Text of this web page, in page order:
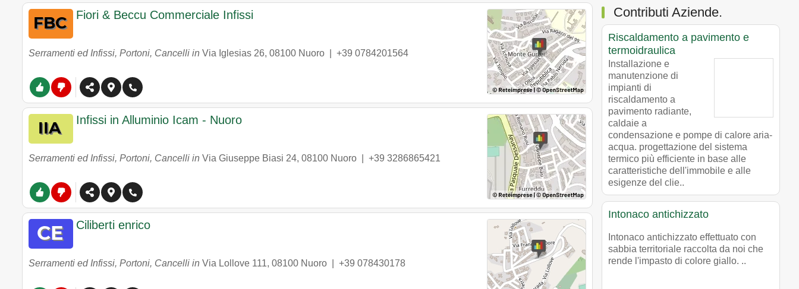
Fiori & Beccu Commerciale Infissi
Serramenti ed Infissi, Portoni, Cancelli in Via Iglesias 26, 08100 Nuoro +39 0784201564
Infissi in Alluminio Icam - Nuoro
Serramenti ed Infissi, Portoni, Cancelli in Via Giuseppe Biasi 24, 08100 Nuoro +39 3286865421
Ciliberti enrico
Serramenti ed Infissi, Portoni, Cancelli in Via Lollove 111, 08100 Nuoro +39 078430178
Contributi Aziende.
Riscaldamento a pavimento e
termoidraulica
Installazione e
manutenzione di
impianti di
riscaldamento a
pavimento radiante,
caldaie a
condensazione e pompe di calore aria-
acqua. progettazione del sistema
termico più efficiente in base alle
caratteristiche dell'immobile e alle
esigenze del clie..
Intonaco antichizzato
Intonaco antichizzato effettuato con
sabbia territoriale raccolta da noi che
rende l'impasto di colore giallo. ..